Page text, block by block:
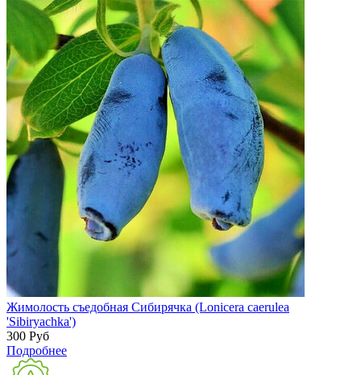
Жимолость съедобная Сибирячка (Lonicera caerulea
'Sibiryachka')
300 Руб
Подробнее